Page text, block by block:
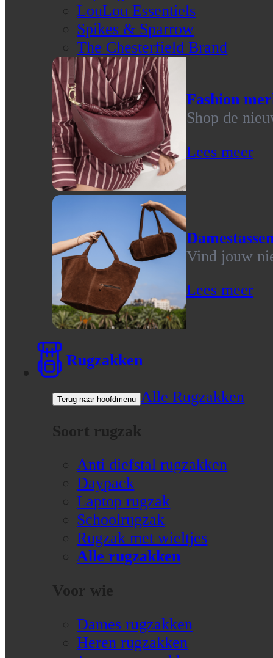
LouLou Essentiels
Spikes & Sparrow
The Chesterfield Brand
Fashion
Shop de
Lees meer
Vind jouw
Lees meer
Rugzakken
Terug naar hoofdmenu Alle Rugzakken
Soort rugzak
Anti diefstal rugzakken
Daypack
Laptop rugzak
Schoolrugzak
Rugzak met wieltjes
Alle rugzakken
Voor wie
Dames rugzakken
Heren rugzakken